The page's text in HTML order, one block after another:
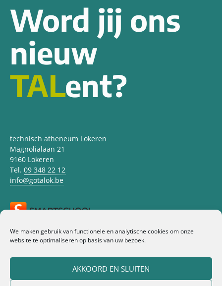
We maken gebruik van functionele en analytische cookies om onze
website te optimaliseren op basis van uw bezoek.
AKKOORD EN SLUITEN
Word jij ons
nieuw
TALent?
technisch atheneum Lokeren
Magnolialaan 21
9160 Lokeren
Tel. 09 348 22 12
info@gotalok.be
SCHOOLREGLEMENT